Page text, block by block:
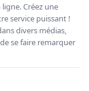
Créez une
service puissant !
divers médias,
se faire remarquer